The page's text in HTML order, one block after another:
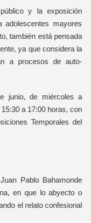
y la exposición
adolescentes mayores
también está pensada
ya que considera la
a procesos de auto-
junio, de miércoles a
a 17:00 horas, con
Temporales del
Pablo Bahamonde
en que lo abyecto o
el relato confesional